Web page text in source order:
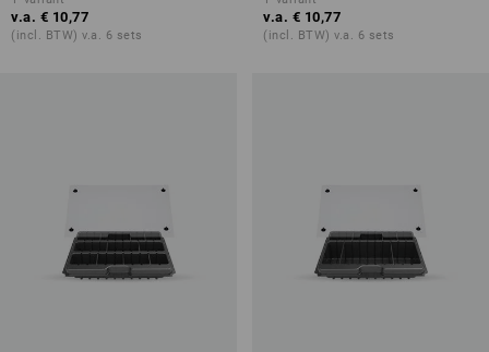
v.a. € 10,77
(incl. BTW) v.a. 6 sets
v.a. € 10,77
(incl. BTW) v.a. 6 sets